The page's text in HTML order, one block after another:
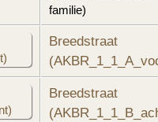
familie)
Breedstraat
Breedstraat